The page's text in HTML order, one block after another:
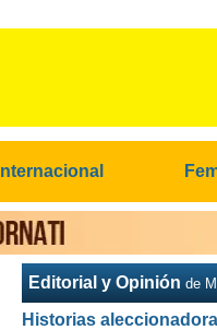
Internacional
Editorial y Opinión de
Historias